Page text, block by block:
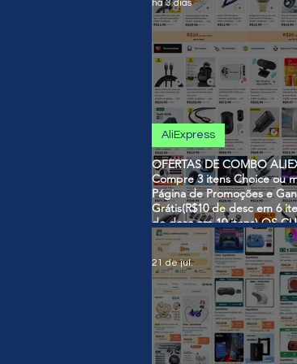
OFERTAS DE COMBO
Compre 3 itens Choice ou
Página de Promoções e
Grátis(R$10 de desc em 6
de desc em 10 itens) OS
SÃO VÁLIDOS NO COMBO
AliExpress
há 3 dias
21 de jul.